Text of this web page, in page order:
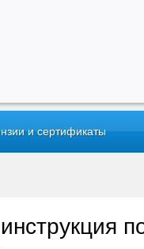
и сертификаты